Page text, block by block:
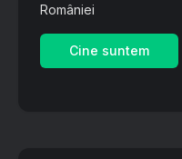
României
Cine suntem